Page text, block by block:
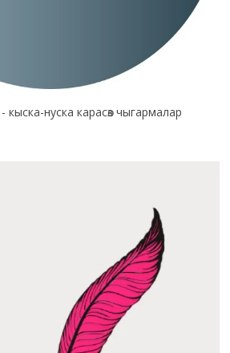
- кыска-нуска карасөз чыгармалар